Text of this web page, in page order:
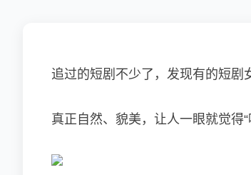
追过的短剧不少了，发现有的短剧
真正自然、貌美，让人一眼就觉得